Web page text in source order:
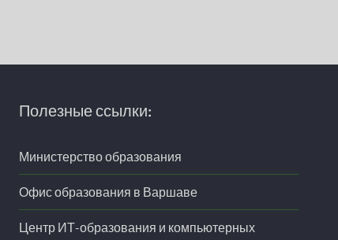
Полезные ссылки:
Министерство образования
Офис образования в Варшаве
Центр ИТ-образования и компьютерных